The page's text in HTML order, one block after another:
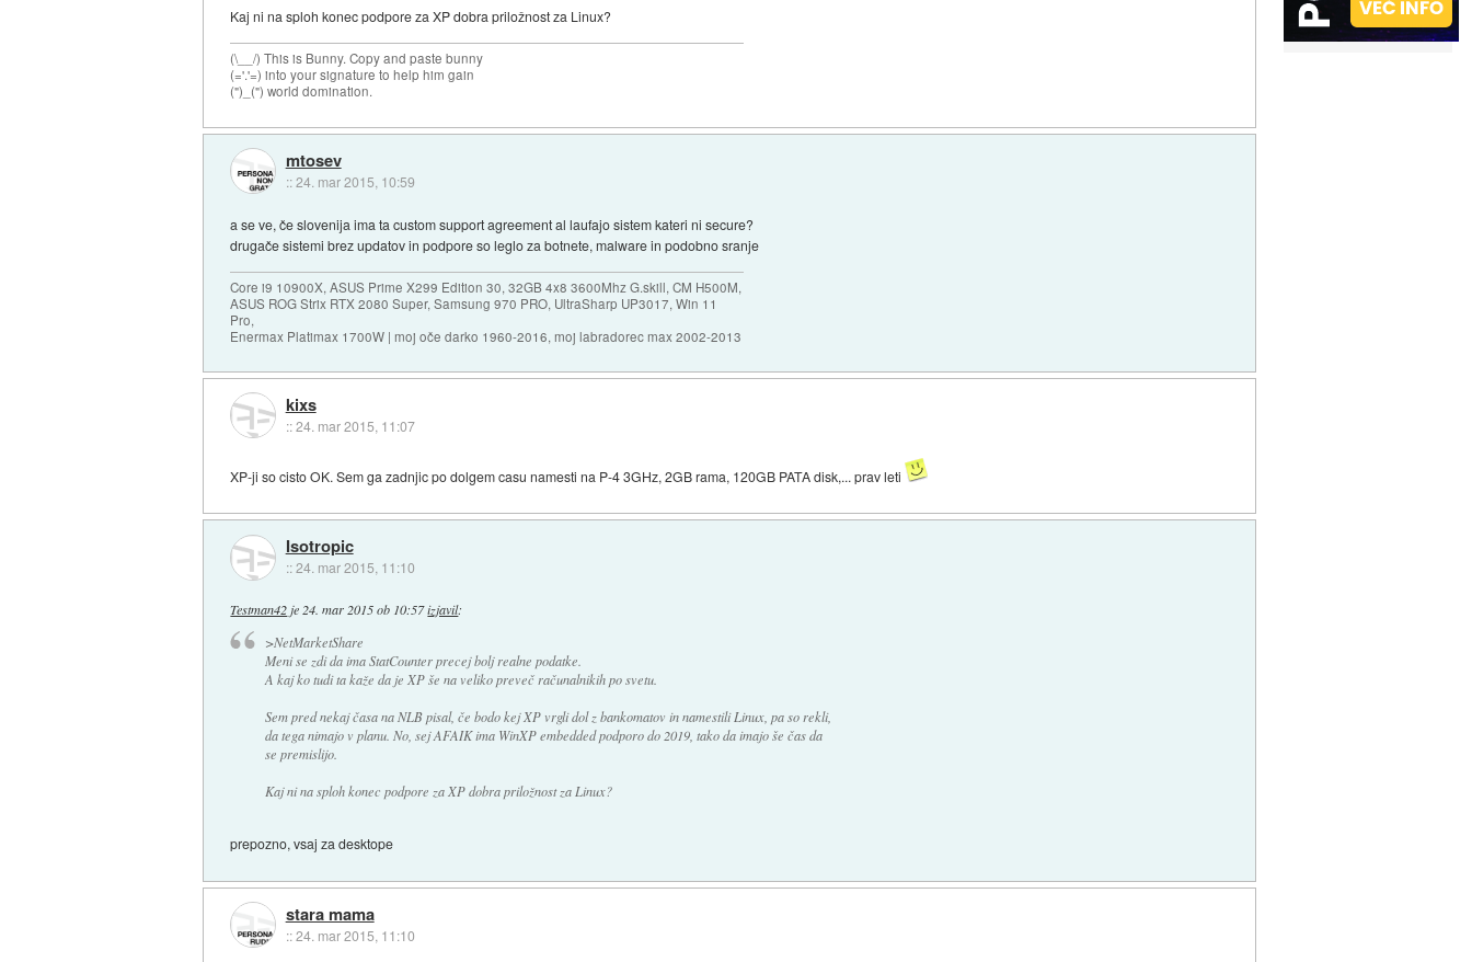
Kaj ni na sploh konec podpore za XP dobra priložnost za Linux?
(\__/) This is Bunny. Copy and paste bunny
(='.'=) into your signature to help him gain
(")_(") world domination.
mtosev
::24. mar 2015, 10:59
a se ve, če slovenija ima ta custom support agreement al laufajo sistem kateri ni secure?
drugače sistemi brez updatov in podpore so leglo za botnete, malware in podobno sranje
Core i9 10900X, ASUS Prime X299 Edition 30, 32GB 4x8 3600Mhz G.skill, CM H500M,
ASUS ROG Strix RTX 2080 Super, Samsung 970 PRO, UltraSharp UP3017, Win 11
Pro,
Enermax Platimax 1700W | moj oče darko 1960-2016, moj labradorec max 2002-2013
kixs
::24. mar 2015, 11:07
XP-ji so cisto OK. Sem ga zadnjic po dolgem casu namesti na P-4 3GHz, 2GB rama, 120GB PATA disk,... prav leti
Isotropic
::24. mar 2015, 11:10
Testman42 je 24. mar 2015 ob 10:57izjavil:
>NetMarketShare
Meni se zdi da ima StatCounter precej bolj realne podatke.
A kaj ko tudi ta kaže da je XP še na veliko preveč računalnikih po svetu.
Sem pred nekaj časa na NLB pisal, če bodo kej XP vrgli dol z bankomatov in namestili Linux, pa so rekli,
da tega nimajo v planu. No, sej AFAIK ima WinXP embedded podporo do 2019, tako da imajo še čas da
se premislijo.
Kaj ni na sploh konec podpore za XP dobra priložnost za Linux?
prepozno, vsaj za desktope
stara mama
::24. mar 2015, 11:10